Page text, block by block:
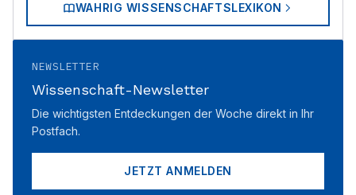
WAHRIG WISSENSCHAFTSLEXIKON
NEWSLETTER
Wissenschaft-Newsletter
Die wichtigsten Entdeckungen der Woche direkt in Ihr
Postfach.
JETZT ANMELDEN